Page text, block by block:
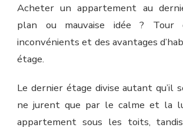
Acheter un appartement au
plan ou mauvaise idée ? Tour
inconvénients et des avantages
étage.
Le dernier étage divise autant qu’il
ne jurent que par le calme et la
appartement sous les toits,